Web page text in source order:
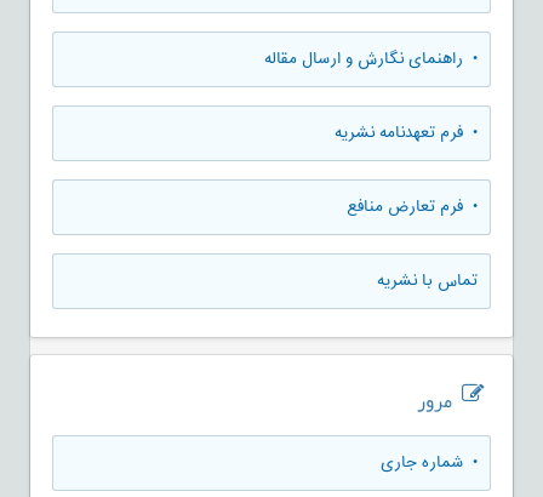
• راهنمای نگارش و ارسال مقاله
• فرم تعهدنامه نشریه
• فرم تعارض منافع
تماس با نشریه
مرور
• شماره جاری